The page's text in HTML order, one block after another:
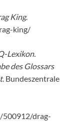
King.
king/
Lexikon.
des Glossars
. Bundeszentrale
500912/drag-